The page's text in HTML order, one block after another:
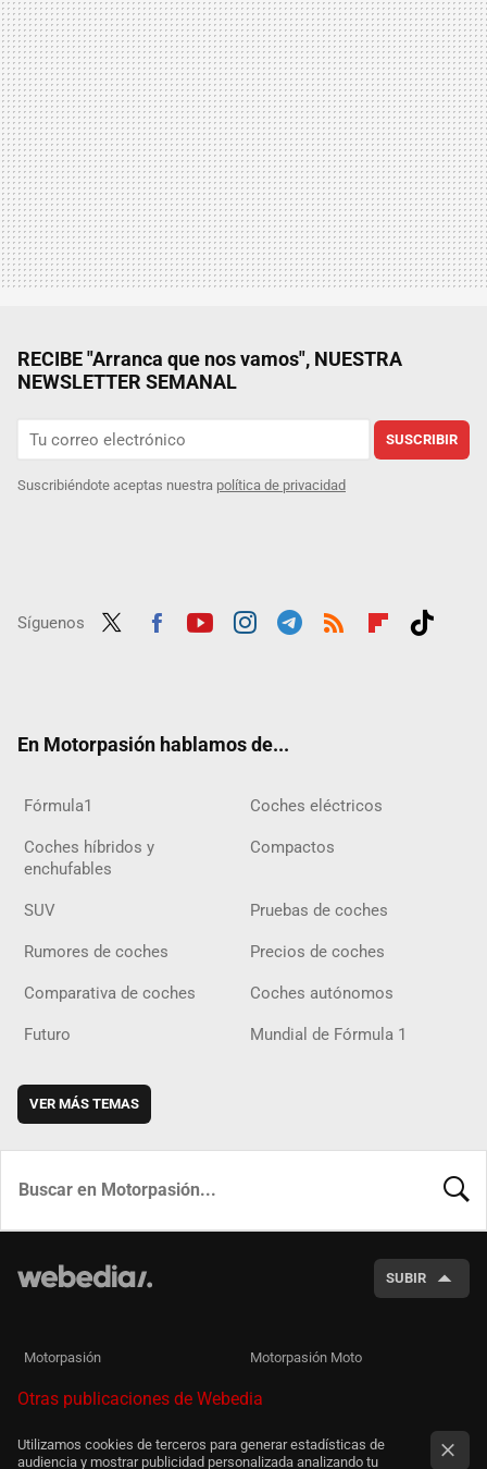
RECIBE "Arranca que nos vamos", NUESTRA
NEWSLETTER SEMANAL
SUSCRIBIR
Suscribiéndote aceptas nuestra política de privacidad
Síguenos
En Motorpasión hablamos de...
Fórmula1 Coches eléctricos
Coches híbridos y
enchufables
Compactos
SUV Pruebas de coches
Rumores de coches Precios de coches
Comparativa de coches Coches autónomos
Futuro Mundial de Fórmula 1
VER MÁS TEMAS
SUBIR
Motorpasión Motorpasión Moto
Otras publicaciones de Webedia
Utilizamos cookies de terceros para generar estadísticas de
audiencia y mostrar publicidad personalizada analizando tu